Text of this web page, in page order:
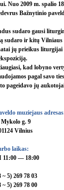
Nuo 2009 m. spalio
Bažnytinio
sudaro gausi
sudaro ir kitų
jų prieikus liturgijai
kad lobyno
pagal savo
pageidavo jų
muziejaus
Mykolo g. 9
Vilnius
laikas:
— 18:00
~ 5) 269 78 03
~ 5) 269 78 00